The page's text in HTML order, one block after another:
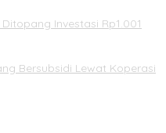
Investasi Rp1.001
Bersubsidi Lewat Koperasi